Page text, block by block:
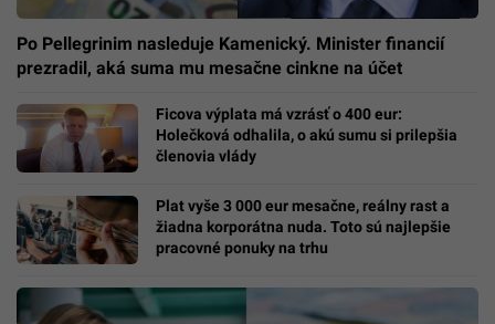
Po Pellegrinim nasleduje Kamenický. Minister financií
prezradil, aká suma mu mesačne cinkne na účet
Ficova výplata má vzrásť o 400 eur:
Holečková odhalila, o akú sumu si prilepšia
členovia vlády
Plat vyše 3 000 eur mesačne, reálny rast a
žiadna korporátna nuda. Toto sú najlepšie
pracovné ponuky na trhu